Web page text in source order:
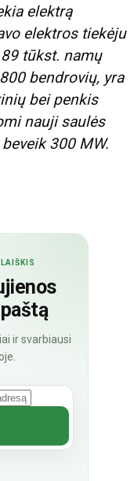
elektrą
elektros tiekėju
89tūkst. namų
bendrovių, yra
bei penkis
nauji saulės
300 MW.
ir svarbiausi